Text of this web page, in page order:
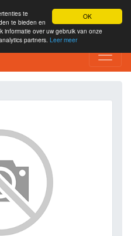
OK
te
te bieden en
informatie over uw gebruik van onze
partners. Leer meer